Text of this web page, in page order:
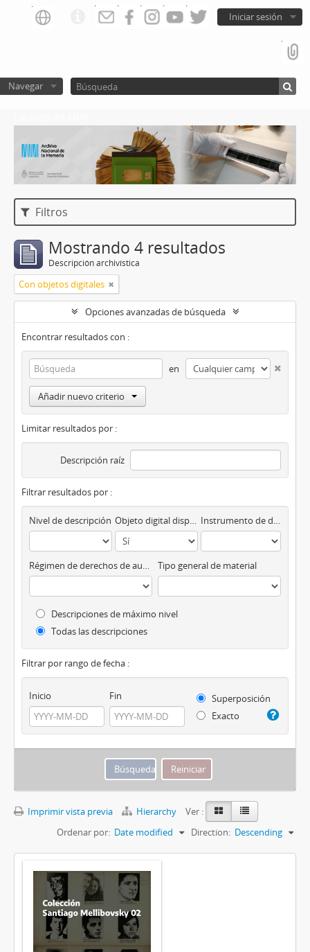
Iniciar sesión
Navegar
Filtros
Mostrando 4 resultados
Descripción archivística
Con objetos digitales
Opciones avanzadas de búsqueda
Encontrar resultados con :
en
Añadir nuevo criterio
Limitar resultados por :
Descripción raíz
Filtrar resultados por :
Nivel de descripción Objeto digital disponibles Instrumento de descripción
Régimen de derechos de autor Tipo general de material
Descripciones de máximo nivel
Todas las descripciones
Filtrar por rango de fecha :
Inicio Fin
Superposición
Exacto
Imprimir vista previa Hierarchy
Ver :
Ordenar por: Date modified Direction: Descending